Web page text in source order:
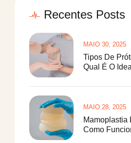
Recentes Posts
Tipos De
Qual É O
MAIO 30, 2025
Mamoplastia
Como
MAIO 28, 2025